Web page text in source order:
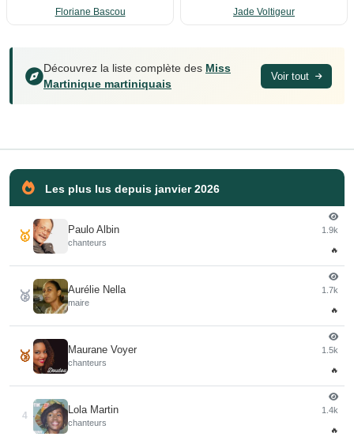
Floriane Bascou Jade Voltigeur
Découvrez la liste complète des Miss
Martinique martiniquais
Voir tout
Les plus lus depuis janvier 2026
🥇 Paulo Albin
chanteurs
1.9k
🔥
🥈 Aurélie Nella
maire
1.7k
🔥
🥉 Maurane Voyer
chanteurs
1.5k
🔥
4
Lola Martin
chanteurs
1.4k
🔥